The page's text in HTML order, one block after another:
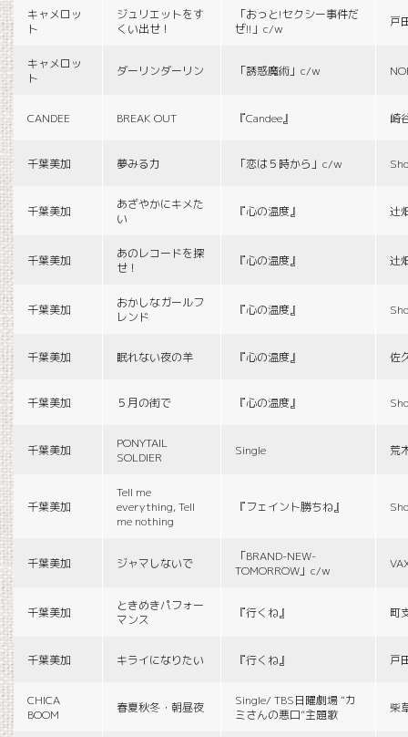
キャメロッ
ト
ジュリエットをす
くい出せ！
「おっと!セクシー事件だ
ぜ!!」c/w
戸
キャメロッ
ト
ダーリンダーリン 「誘惑魔術」c/w
CANDEE BREAK OUT 『Candee』 崎
千葉美加 夢みる力 「恋は５時から」c/w
千葉美加
あざやかにキメた
い
『心の温度』 辻
千葉美加
あのレコードを探
せ！
『心の温度』 辻
千葉美加
おかしなガールフ
レンド
『心の温度』
千葉美加 眠れない夜の羊 『心の温度』 佐
千葉美加 ５月の街で 『心の温度』
千葉美加
PONYTAIL
SOLDIER
Single 荒
千葉美加
Tell me
everything, Tell
me nothing
『フェイント勝ちね』
千葉美加 ジャマしないで
「BRAND-NEW-
TOMORROW」c/w
千葉美加
ときめきパフォー
マンス
『行くね』 町
千葉美加 キライになりたい 『行くね』 戸
CHICA
BOOM
春夏秋冬・朝昼夜
Single/ TBS日曜劇場 “カ
ミさんの悪口”主題歌
柴